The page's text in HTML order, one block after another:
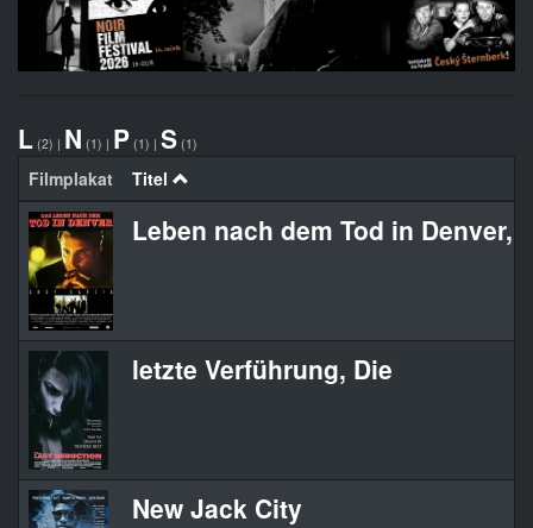
L (2) | N (1) | P (1) | S (1)
Filmplakat Titel
Leben nach dem Tod in Denver,
letzte Verführung, Die
New Jack City